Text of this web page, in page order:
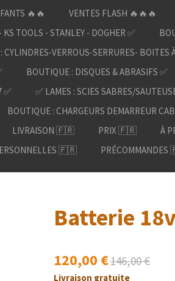
🔥🔥
VENTES FLASH 🔥🔥🔥
TOOLS - STANLEY - DOGHER ✅
CYLINDRES-VERROUS-SERRURES- BOITES
BOUTIQUE : DISQUES & ABRASIFS ✅
✅
✅ LAMES : SCIES SABRES/
BOUTIQUE : CHARGEURS DEMARREUR
LIVRAISON 🇫🇷 PRIX 🇫🇷
À
🇫🇷
Batterie
120,00 €146,00 €
Livraison gratuite